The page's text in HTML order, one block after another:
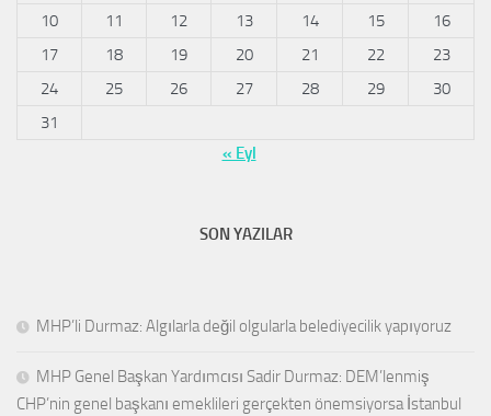
10
11 12 13 14 15
16
17
18 19 20 21 22
23
24
25 26 27 28 29
30
31
« Eyl
SON YAZILAR
MHP’li Durmaz: Algılarla değil olgularla belediyecilik yapıyoruz
MHP Genel Başkan Yardımcısı Sadir Durmaz: DEM’lenmiş
CHP’nin genel başkanı emeklileri gerçekten önemsiyorsa İstanbul